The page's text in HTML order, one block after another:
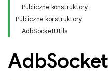
Publiczne konstruktory
Publiczne konstruktory
AdbSocketUtils
AdbSocket